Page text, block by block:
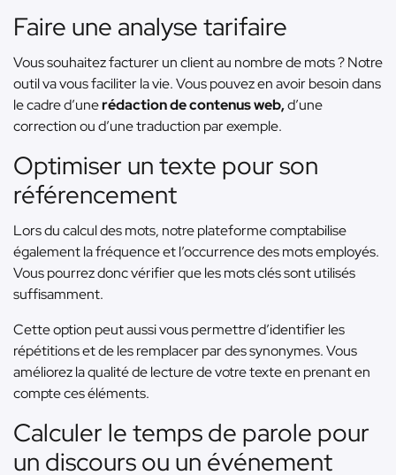
Faire une analyse tarifaire
Vous souhaitez facturer un client au nombre de mots ? Notre
outil va vous faciliter la vie. Vous pouvez en avoir besoin dans
le cadre d’unerédaction de contenus web,d’une
correction ou d’une traduction par exemple.
Optimiser un texte pour son
référencement
Lors du calcul des mots, notre plateforme comptabilise
également la fréquence et l’occurrence des mots employés.
Vous pourrez donc vérifier que les mots clés sont utilisés
suffisamment.
Cette option peut aussi vous permettre d’identifier les
répétitions et de les remplacer par des synonymes. Vous
améliorez la qualité de lecture de votre texte en prenant en
compte ces éléments.
Calculer le temps de parole pour
un discours ou un événement